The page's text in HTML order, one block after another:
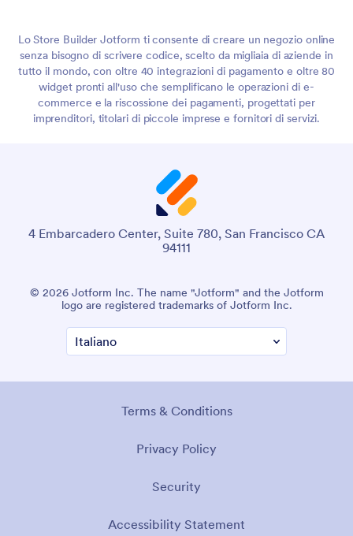
Lo Store Builder Jotform ti consente di creare un negozio online
senza bisogno di scrivere codice, scelto da migliaia di aziende in
tutto il mondo, con oltre 40 integrazioni di pagamento e oltre 80
widget pronti all'uso che semplificano le operazioni di e-
commerce e la riscossione dei pagamenti, progettati per
imprenditori, titolari di piccole imprese e fornitori di servizi.
4 Embarcadero Center, Suite 780, San Francisco CA
94111
© 2026 Jotform Inc. The name "Jotform" and the Jotform
logo are registered trademarks of Jotform Inc.
Terms & Conditions
Privacy Policy
Security
Accessibility Statement